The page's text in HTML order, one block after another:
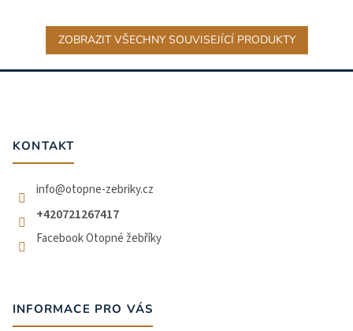
ZOBRAZIT VŠECHNY SOUVISEJÍCÍ PRODUKTY
Z
KONTAKT
info@otopne-zebriky.cz
+420721267417
Facebook Otopné žebříky
INFORMACE PRO VÁS